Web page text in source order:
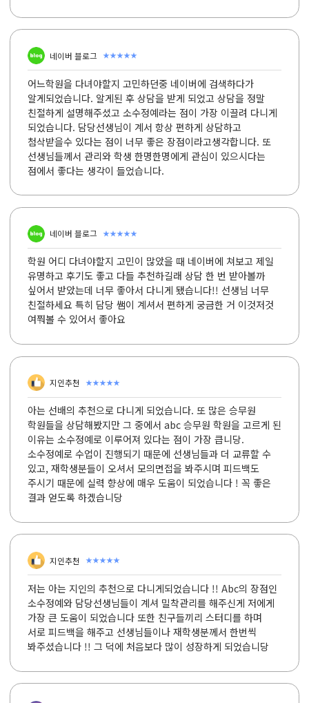
네이버 블로그 ★★★★★
어느학원을 다녀야할지 고민하던중 네이버에 검색하다가
알게되었습니다. 알게된 후 상담을 받게 되었고 상담을 정말
친절하게 설명해주셨고 소수정예라는 점이 가장 이끌려 다니게
되었습니다. 담당선생님이 계서 항상 편하게 상담하고
첨삭받을수 있다는 점이 너무 좋은 장점이라고생각합니다. 또
선생님들께서 관리와 학생 한명한명에게 관심이 있으시다는
점에서 좋다는 생각이 들었습니다.
네이버 블로그 ★★★★★
학원 어디 다녀야할지 고민이 많았을 때 네이버에 쳐보고 제일
유명하고 후기도 좋고 다들 추천하길래 상담 한 번 받아볼까
싶어서 받았는데 너무 좋아서 다니게 됐습니다!! 선생님 너무
친절하세요 특히 담당 쌤이 계셔서 편하게 궁금한 거 이것저것
여쭤볼 수 있어서 좋아요
지인추천 ★★★★★
아는 선배의 추천으로 다니게 되었습니다. 또 많은 승무원
학원들을 상담해봤지만 그 중에서 abc 승무원 학원을 고르게 된
이유는 소수정예로 이루어져 있다는 점이 가장 큽니당.
소수정예로 수업이 진행되기 때문에 선생님들과 더 교류할 수
있고, 재학생분들이 오셔서 모의면접을 봐주시며 피드백도
주시기 때문에 실력 향상에 매우 도움이 되었습니다 ! 꼭 좋은
결과 얻도록 하겠습니당
지인추천 ★★★★★
저는 아는 지인의 추천으로 다니게되었습니다 !! Abc의 장점인
소수정예와 담당선생님들이 계셔 밀착관리를 해주신게 저에게
가장 큰 도움이 되었습니다 또한 친구들끼리 스터디를 하며
서로 피드백을 해주고 선생님들이나 재학생분께서 한번씩
봐주셨습니다 !! 그 덕에 처음보다 많이 성장하게 되었습니당